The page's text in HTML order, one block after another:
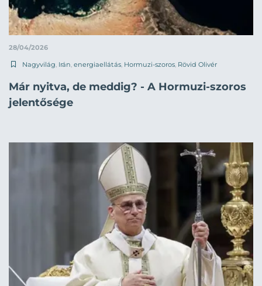
28/04/2026
Nagyvilág Irán energiaellátás Hormuzi-szoros Rövid Olivér
Már nyitva, de meddig? - A Hormuzi-szoros
jelentősége